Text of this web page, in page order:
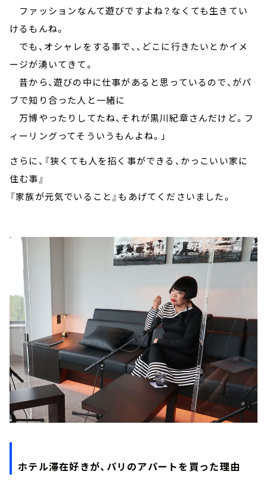
ファッションなんて遊びですよね？なくても生きてい
けるもんね。
でも、オシャレをする事で、、どこに行きたいとかイメ
ージが湧いてきて。
昔から、遊びの中に仕事があると思っているので、がパ
ブで知り合った人と一緒に
万博やったりしてたね、それが黒川紀章さんだけど。フ
ィーリングってそういうもんよね。」
さらに、『狭くても人を招く事ができる、かっこいい家に
住む事』
『家族が元気でいること』もあげてくださいました。
ホテル滞在好きが、パリのアパートを買った理由